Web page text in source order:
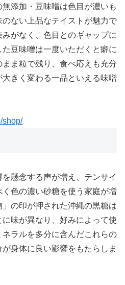
添加・豆味噌は色目が濃いも
ない上品なテイストが魅力で
がなく、色目とのギャップに
豆味噌は一度いただくと癖に
ま粒で残り、食べ応えも充分
きく変わる一品といえる味噌
shop/
懸念する声が増え、テンサイ
く色の濃い砂糖を使う家庭が増
の印が押された沖縄の黒糖は
味が異なり、好みによって使
ラルを多分に含んだこれらの
身体に良い影響をもたらしま